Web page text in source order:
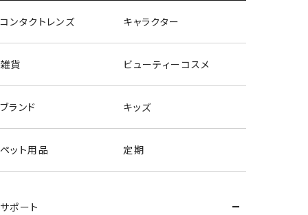
コンタクトレンズ キャラクター
雑貨 ビューティーコスメ
ブランド キッズ
ペット用品 定期
サポート